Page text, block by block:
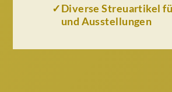
Diverse Streuartikel
und Ausstellungen